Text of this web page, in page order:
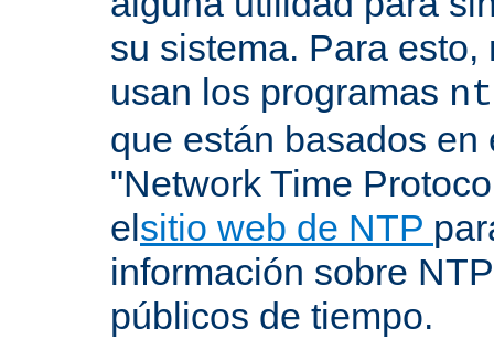
su sistema. Para esto,
usan los programas
que están basados en
"Network Time
elsitio web de NTP
información sobre
públicos de tiempo.